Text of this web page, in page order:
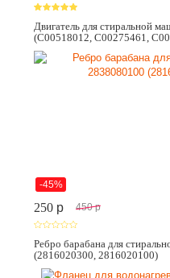
Двигатель для стиральной
(C00518012, C00275461,
-45%
250 p 450 p
Ребро барабана для
(2816020300, 2816020100)